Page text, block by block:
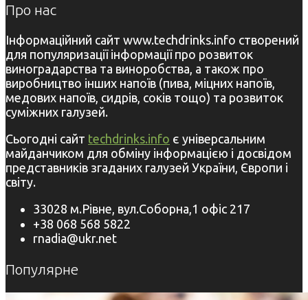
Про нас
Інформаційний сайт www.techdrinks.info створений
для популяризації інформації про розвиток
виноградарства та виноробства, а також про
виробництво інших напоїв (пива, міцних напоїв,
медових напоїв, сидрів, соків тощо) та розвиток
суміжних галузей.
Сьогодні сайт techdrinks.info є універсальним
майданчиком для обміну інформацією і досвідом
представників згаданих галузей України, Європи і
світу.
33028 м.Рівне, вул.Соборна,1 офіс 217
+38 068 568 5822
rnadia@ukr.net
Популярне